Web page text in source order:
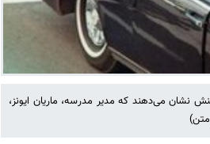
نشان می‌دهند که مدیر مدرسه، ماریان ایونز،